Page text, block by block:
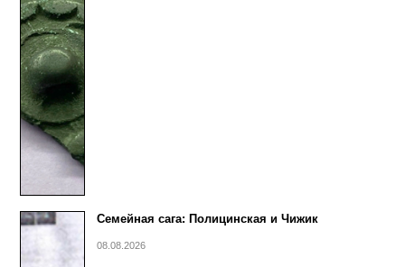
Семейная сага: Полицинская и Чижик
08.08.2026